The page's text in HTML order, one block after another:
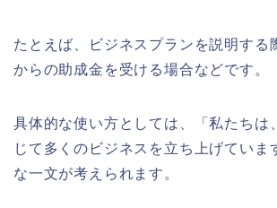
たとえば、ビジネスプランを説明する
からの助成金を受ける場合などです。
具体的な使い方としては、「私たちは
じて多くのビジネスを立ち上げていま
な一文が考えられます。